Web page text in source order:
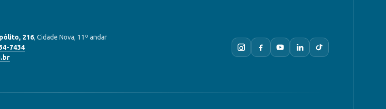
216, Cidade Nova, 11º andar
7434